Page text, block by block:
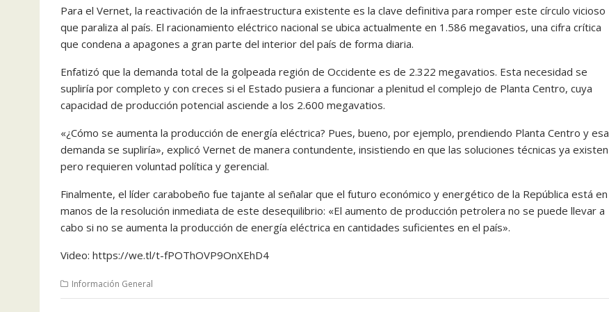
Para el Vernet, la reactivación de la infraestructura existente es la clave definitiva para romper este círculo vicioso
que paraliza al país. El racionamiento eléctrico nacional se ubica actualmente en 1.586 megavatios, una cifra crítica
que condena a apagones a gran parte del interior del país de forma diaria.
Enfatizó que la demanda total de la golpeada región de Occidente es de 2.322 megavatios. Esta necesidad se
supliría por completo y con creces si el Estado pusiera a funcionar a plenitud el complejo de Planta Centro, cuya
capacidad de producción potencial asciende a los 2.600 megavatios.
«¿Cómo se aumenta la producción de energía eléctrica? Pues, bueno, por ejemplo, prendiendo Planta Centro y esa
demanda se supliría», explicó Vernet de manera contundente, insistiendo en que las soluciones técnicas ya existen
pero requieren voluntad política y gerencial.
Finalmente, el líder carabobeño fue tajante al señalar que el futuro económico y energético de la República está en
manos de la resolución inmediata de este desequilibrio: «El aumento de producción petrolera no se puede llevar a
cabo si no se aumenta la producción de energía eléctrica en cantidades suficientes en el país».
Video: https://we.tl/t-fPOThOVP9OnXEhD4
Información General